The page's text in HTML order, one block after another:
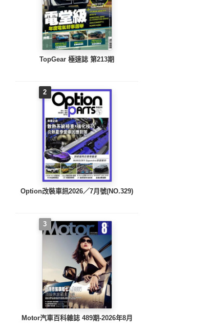
月
車主Auto Driver1月
號/2019第270期
TopGear 極速誌 第213期
2
Option改裝車訊2026／7月號(NO.329)
3
Motor汽車百科雜誌 489期-2026年8月